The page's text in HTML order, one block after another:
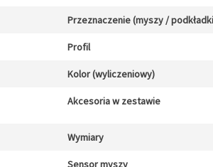
Przeznaczenie (myszy /
Profil
Kolor (wyliczeniowy)
Akcesoria w zestawie
Wymiary
Sensor myszy